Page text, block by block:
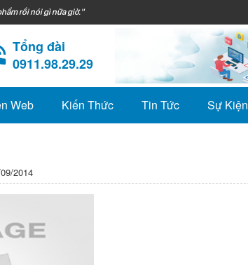
rồi nói gì nữa giờ."
Tổng đài
0911.98.29.29
Web Kiến Thức Tin Tức Sự Kiện
2014